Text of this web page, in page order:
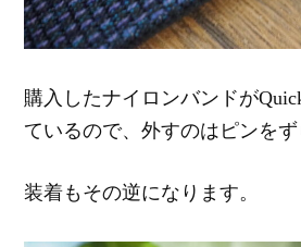
購入したナイロンバンドが
ているので、外すのはピンをず
装着もその逆になります。